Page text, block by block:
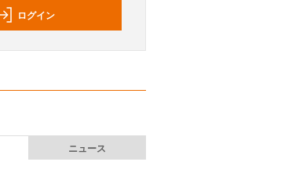
ログイン
ニュース